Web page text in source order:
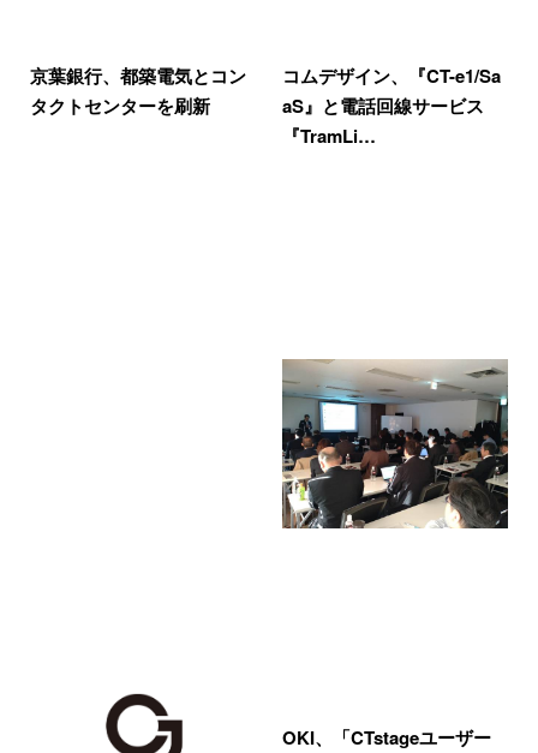
京葉銀行、都築電気とコン
タクトセンターを刷新
コムデザイン、『CT-e1/Sa
aS』と電話回線サービス
『TramLi…
OKI、「CTstageユーザー